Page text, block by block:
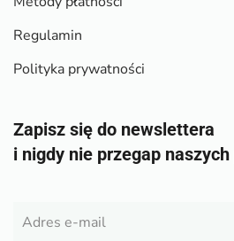
Regulamin
Polityka prywatności
Zapisz się do newslettera
i nigdy nie przegap